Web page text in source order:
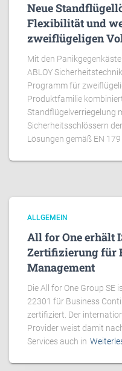
Neue
Flexibilität und
zweiflügeligen
Mit den
ABLOY
Programm für
Produktfamilie
Standflügelverriegelung
Sicherheitsschlössern
Lösungen gemäß EN 179
ALLGEMEIN
All for One erhält
Zertifizierung für
Management
Die All for One Group SE
22301 für Business
zertifiziert. Der
Provider weist damit
Services auch in